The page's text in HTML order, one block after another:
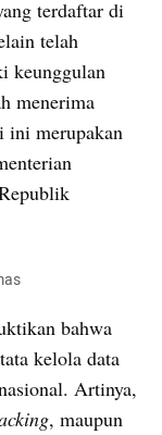
terdaftar di
telah
keunggulan
menerima
ini merupakan
bahwa
kelola data
Artinya,
, maupun